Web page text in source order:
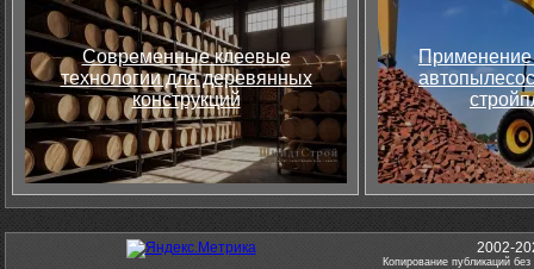
Современные клеевые
технологии для деревянных
конструкций
Применение
2002-
Копирование публикаций